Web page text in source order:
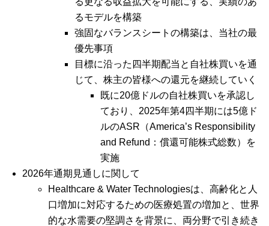
るモデルを構築
強固なバランスシートの構築は、当社の最
優先事項
目標に沿った四半期配当と自社株買いを通
じて、株主の皆様への還元を継続していく
既に20億ドルの自社株買いを承認し
ており、2025年第4四半期には5億ド
ルのASR（America’s Responsibility
and Refund：償還可能株式総数）を
実施
2026年通期見通しに関して
Healthcare & Water Technologiesは、高齢化と人
口増加に対応するための医療処置の増加と、世界
的な水需要の堅調さを背景に、両分野で引き続き